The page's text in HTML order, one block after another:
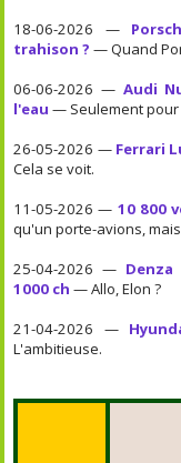
18-06-2026 —
trahison ? — Quand
06-06-2026 — Audi
l'eau — Seulement pour
26-05-2026 — Ferrari
Cela se voit.
11-05-2026 — 10 800
qu'un porte-avions,
25-04-2026 —
1000 ch — Allo, Elon ?
21-04-2026 —
L'ambitieuse.